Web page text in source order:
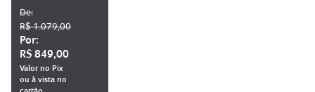
De:
R$ 1.079,00
Por:
R$ 849,00
Valor no Pix
ou à vista no